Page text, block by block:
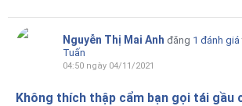
Nguyễn Thị Mai Anh đăng 1 đánh giá
Tuấn
04:50 ngày 04/11/2021
Không thích thập cẩm bạn gọi tái gầu